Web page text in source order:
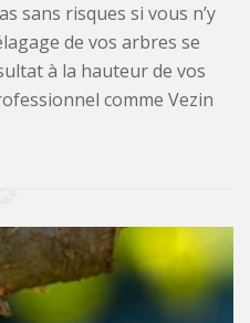
sans risques si vous n’y
de vos arbres se
à la hauteur de vos
comme Vezin